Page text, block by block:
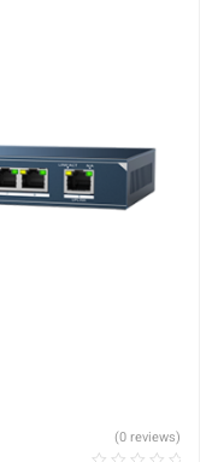
(0 reviews)